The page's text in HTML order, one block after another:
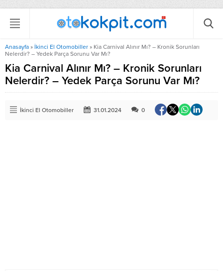
Anasayfa » İkinci El Otomobiller » Kia Carnival Alınır Mı? – Kronik Sorunları
Nelerdir? – Yedek Parça Sorunu Var Mı?
Kia Carnival Alınır Mı? – Kronik Sorunları
Nelerdir? – Yedek Parça Sorunu Var Mı?
İkinci El Otomobiller 31.01.2024 0